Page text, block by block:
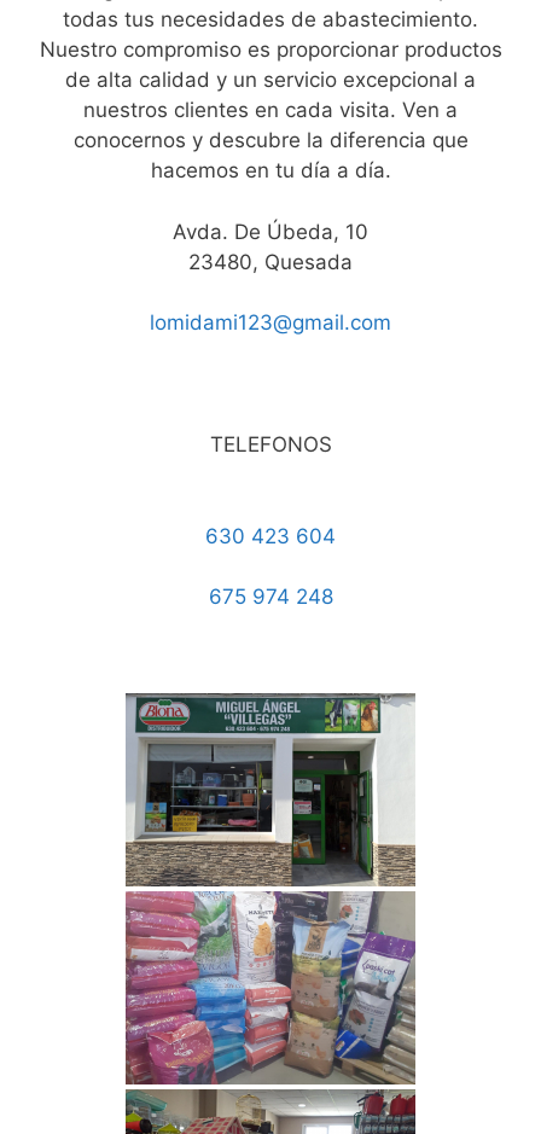
todas tus necesidades de abastecimiento.
Nuestro compromiso es proporcionar productos
de alta calidad y un servicio excepcional a
nuestros clientes en cada visita. Ven a
conocernos y descubre la diferencia que
hacemos en tu día a día.
Avda. De Úbeda, 10
23480, Quesada
lomidami123@gmail.com
TELEFONOS
630 423 604
675 974 248